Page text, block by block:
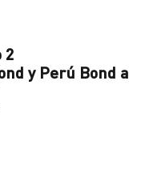
2
y Perú Bond a